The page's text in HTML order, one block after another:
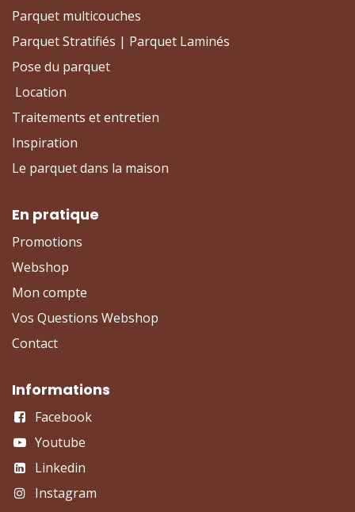
Parquet multicouches
Parquet Stratifiés | Parquet Laminés
Pose du parquet
Location
Traitements et entretien
Inspiration
Le parquet dans la maison
En pratique
Promotions
Webshop
Mon compte
Vos Questions Webshop
Contact
Informations
Facebook
Youtube
Linkedin
Instagram